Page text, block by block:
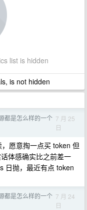
list is hidden
is not hidden
都是怎么样的一个 7 月 25
日
愿意掏一点买 token 但
体感确实比之前差一
日抛，最近有点 token
都是怎么样的一个 7 月 24
日